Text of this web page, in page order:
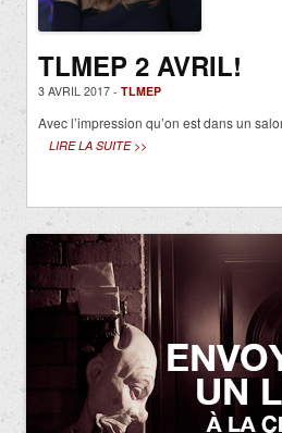
TLMEP 2 AVRIL!
3 AVRIL 2017 - TLMEP
Avec l’impression qu’on est dans un
LIRE LA SUITE >>